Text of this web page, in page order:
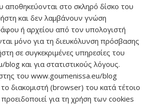
αποθηκεύονται στο σκληρό δίσκο του
και δεν λαμβάνουν γνώση
ή αρχείου από τον υπολογιστή
μόνο για τη διευκόλυνση πρόσβασης
σε συγκεκριμένες υπηρεσίες του
και για στατιστικούς λόγους.
του www.goumenissa.eu/blog
διακομιστή (browser) του κατά τέτοιο
για τη χρήση των cookies